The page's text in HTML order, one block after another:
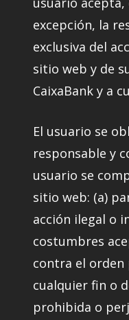
excepción, la
exclusiva del
sitio web y de
CaixaBank y a
El usuario se
responsable y
usuario se
sitio web: (a)
acción ilegal o
costumbres
contra el orden
cualquier fin o
prohibida o